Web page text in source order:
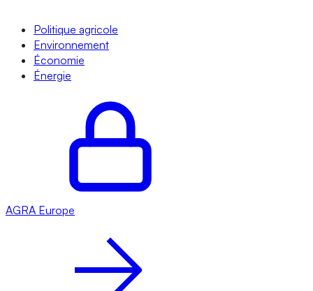
Politique agricole
Environnement
Économie
Énergie
AGRA Europe